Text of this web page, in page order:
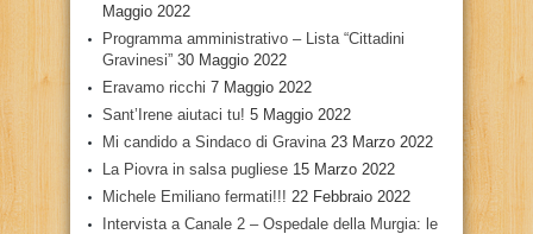
Maggio 2022
Programma amministrativo – Lista “Cittadini
Gravinesi” 30 Maggio 2022
Eravamo ricchi 7 Maggio 2022
Sant’Irene aiutaci tu! 5 Maggio 2022
Mi candido a Sindaco di Gravina 23 Marzo 2022
La Piovra in salsa pugliese 15 Marzo 2022
Michele Emiliano fermati!!! 22 Febbraio 2022
Intervista a Canale 2 – Ospedale della Murgia: le